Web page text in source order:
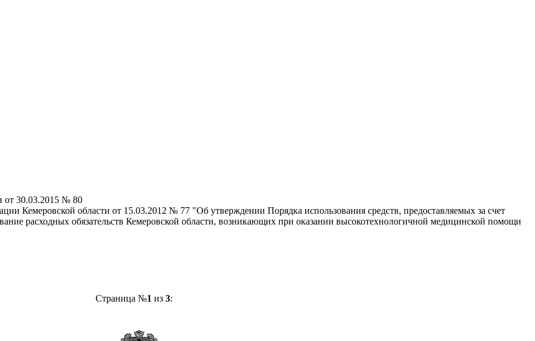
от 30.03.2015 № 80
Кемеровской области от 15.03.2012 № 77 "Об утверждении Порядка использования средств, предоставляемых за счет
расходных обязательств Кемеровской области, возникающих при оказании высокотехнологичной медицинской помощи
Страница №1 из 3: